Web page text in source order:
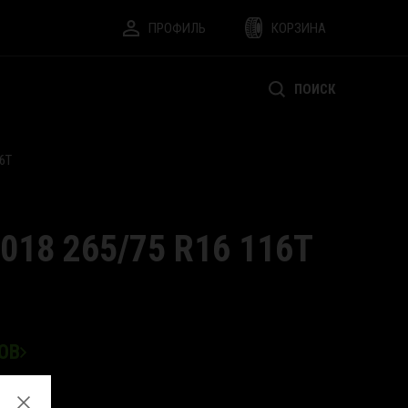
ПРОФИЛЬ КОРЗИНА
ПОИСК
265/75 R16 116T